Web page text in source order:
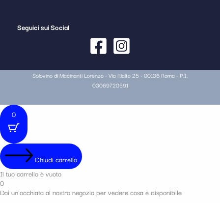
Seguici sui Social
Solovino di Macinanti Lorenzo - Via Rialto 25 - 00136 Roma - P.I.
03069720591
0
Chiudi carrello
Il tuo carrello è vuoto
0
Dai un'occhiata al nostro negozio per vedere cosa è disponibile